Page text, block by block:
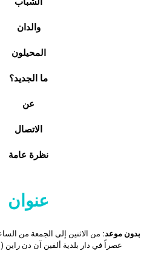
والدان
المحيلون
ما الجديد؟
عن
الاتصال
نظرة عامة
عنوان
بدون موعد:
عصراً في دار بلدية ألفين آن دن راين (Stadhuisplein 1).